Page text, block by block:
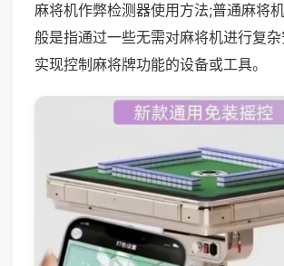
麻将机作弊检测器使用方法;普通麻将
般是指通过一些无需对麻将机进行复
实现控制麻将牌功能的设备或工具。